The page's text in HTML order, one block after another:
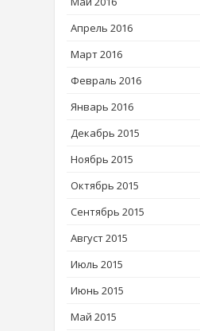
Апрель 2016
Март 2016
Февраль 2016
Январь 2016
Декабрь 2015
Ноябрь 2015
Октябрь 2015
Сентябрь 2015
Август 2015
Июль 2015
Июнь 2015
Май 2015